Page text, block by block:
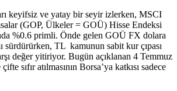
keyifsiz ve yatay bir seyir izlerken, MSCI
(GOP, Ülkeler = GOÜ) Hisse Endeksi
%0.6 primli. Önde gelen GOÜ FX dolara
sürdürürken, TL kamunun sabit kur çıpası
değer yitiriyor. Bugün açıklanan 4 Temmuz
sıfır atılmasının Borsa’ya katkısı sadece